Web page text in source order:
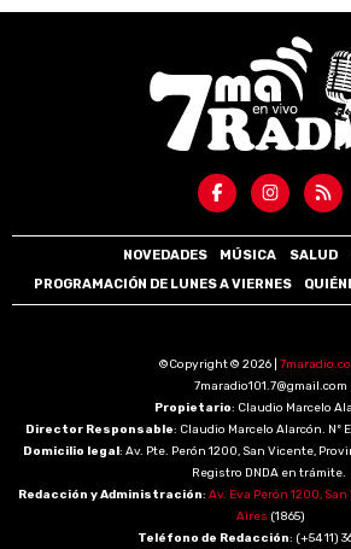
NOVEDADES MÚSICA SALUD
PROGRAMACIÓN DE LUNES A VIERNES
©Copyright © 2026 |
7maradio101.7@gmail.com
Propietario: Claudio Marcelo
Director Responsable: Claudio Marcelo Alarcón. Nº
Domicilio legal: Av. Pte. Perón 1200, San Vicente,
Registro DNDA en trámite.
Redacción y Administración: Av. Eva Perón 1200,
Aires (1865)
Teléfono de Redacción: (+54 11)